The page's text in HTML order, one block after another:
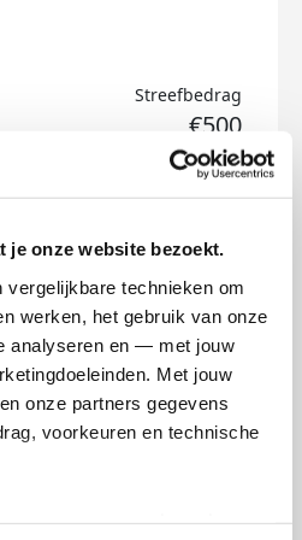
je onze website bezoekt.
technieken om
werken, het gebruik van onze
analyseren en — met jouw
Met jouw
onze partners gegevens
voorkeuren en technische
Streefbedrag
€500
badges